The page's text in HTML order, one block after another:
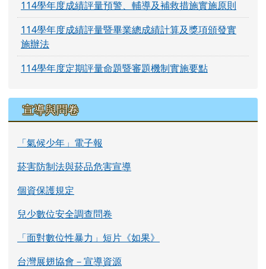
114學年度成績評量預警、輔導及補救措施實施原則
114學年度成績評量暨畢業總成績計算及獎項頒發實
施辦法
114學年度定期評量命題暨審題機制實施要點
宣導與問卷
「氣候少年」電子報
菸害防制法與菸品危害宣導
個資保護規定
兒少數位安全調查問卷
「面對數位性暴力」短片《如果》
台灣展翅協會－宣導資源